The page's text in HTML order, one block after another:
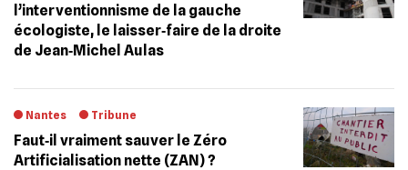
l’interventionnisme de la gauche
écologiste, le laisser‐faire de la droite
de Jean‐Michel Aulas
Nantes Tribune
Faut‐il vraiment sauver le Zéro
Artificialisation nette (ZAN) ?